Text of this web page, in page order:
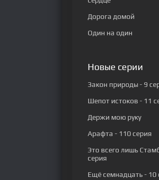
Дорога домой
Один на один
Новые серии
Закон природы- 9
Шепот истоков - 11
Держи мою руку
Арафта - 110 серия
Это всего лишь
серия
Ещё семнадцать- 10